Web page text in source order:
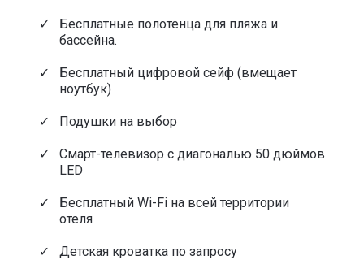
Бесплатные полотенца для пляжа и
бассейна.
Бесплатный цифровой сейф (вмещает
ноутбук)
Подушки на выбор
Смарт-телевизор с диагональю 50 дюймов
LED
Бесплатный Wi-Fi на всей территории
отеля
Детская кроватка по запросу